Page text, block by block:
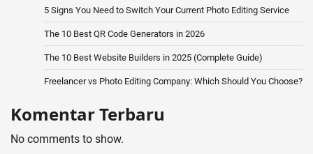
5 Signs You Need to Switch Your Current Photo Editing Service
The 10 Best QR Code Generators in 2026
The 10 Best Website Builders in 2025 (Complete Guide)
Freelancer vs Photo Editing Company: Which Should You Choose?
Komentar Terbaru
No comments to show.